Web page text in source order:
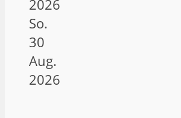
2026
So.
30
Aug.
2026